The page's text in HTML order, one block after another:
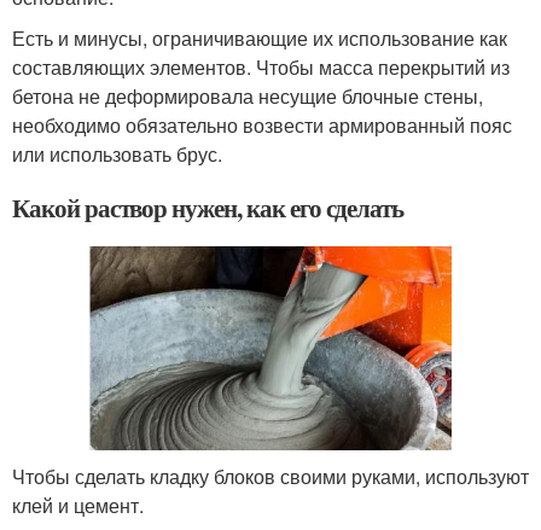
Есть и минусы, ограничивающие их использование как
составляющих элементов. Чтобы масса перекрытий из
бетона не деформировала несущие блочные стены,
необходимо обязательно возвести армированный пояс
или использовать брус.
Какой раствор нужен, как его сделать
Чтобы сделать кладку блоков своими руками, используют
клей и цемент.